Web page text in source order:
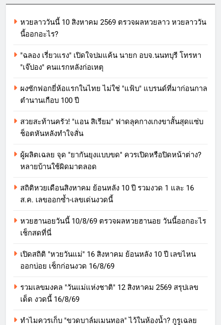
หวยลาววันนี้ 10 สิงหาคม 2569 ตรวจผลหวยลาว หวยลาววัน
นี้ออกอะไร?
"ฉลอง เรี่ยวแรง" เปิดใจปมแค้น นายก อบจ.นนทบุรี โทรหา
"เจ๊ปอง" คนแรกหลังก่อเหตุ
ผงซักฟอกยี่ห้อแรกในไทย ไม่ใช่ "แฟ้บ" แบรนด์ที่มาก่อนกาล
ตำนานเกือบ 100 ปี
สวยสะท้านครัว! "แอน สิเรียม" ฟาดลุคกางเกงขาสั้นสุดแซ่บ
ช็อตหันหลังทำใจสั่น
ผู้ผลิตเฉลย จุด "ยากันยุงแบบขด" ควรเปิดหรือปิดหน้าต่าง?
หลายบ้านใช้ผิดมาตลอด
สถิติหวยเดือนสิงหาคม ย้อนหลัง 10 ปี รวมงวด 1 และ 16
ส.ค. เลขออกซ้ำ-เลขเด่นงวดนี้
หวยฮานอยวันนี้ 10/8/69 ตรวจผลหวยฮานอย วันนี้ออกอะไร
เช็กสดที่นี่
เปิดสถิติ "หวยวันแม่" 16 สิงหาคม ย้อนหลัง 10 ปี เลขไหน
ออกบ่อย เช็กก่อนงวด 16/8/69
รวมเลขมงคล "วันแม่แห่งชาติ" 12 สิงหาคม 2569 สรุปเลข
เด็ด งวดนี้ 16/8/69
ทำไมควรเก็บ "ขวดบาล์มเมนทอล" ไว้ในห้องน้ำ? กูรูเฉลย